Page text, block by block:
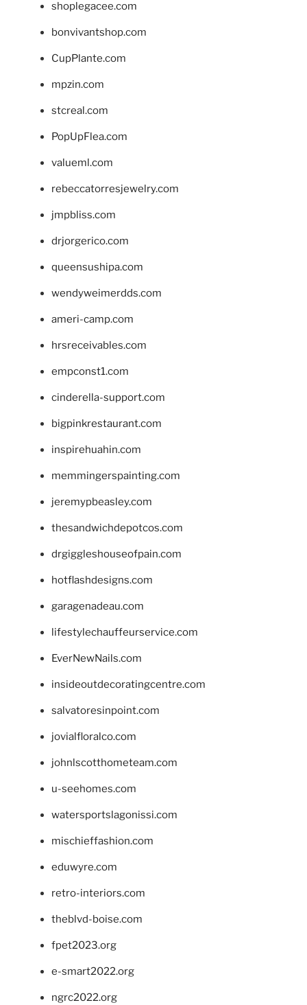
shoplegacee.com
bonvivantshop.com
CupPlante.com
mpzin.com
stcreal.com
PopUpFlea.com
valueml.com
rebeccatorresjewelry.com
jmpbliss.com
drjorgerico.com
queensushipa.com
wendyweimerdds.com
ameri-camp.com
hrsreceivables.com
empconst1.com
cinderella-support.com
bigpinkrestaurant.com
inspirehuahin.com
memmingerspainting.com
jeremypbeasley.com
thesandwichdepotcos.com
drgiggleshouseofpain.com
hotflashdesigns.com
garagenadeau.com
lifestylechauffeurservice.com
EverNewNails.com
insideoutdecoratingcentre.com
salvatoresinpoint.com
jovialfloralco.com
johnlscotthometeam.com
u-seehomes.com
watersportslagonissi.com
mischieffashion.com
eduwyre.com
retro-interiors.com
theblvd-boise.com
fpet2023.org
e-smart2022.org
ngrc2022.org